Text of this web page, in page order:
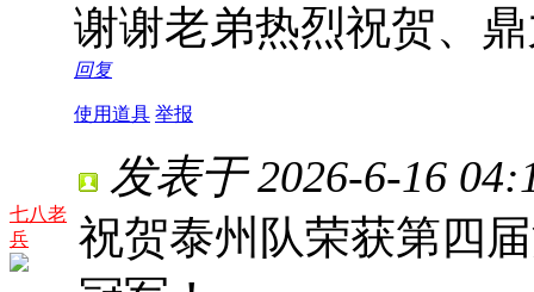
谢谢老弟热烈祝贺、
回复
使用道具 举报
七八老
兵
发表于 2026-6-16
祝贺泰州队荣获第四